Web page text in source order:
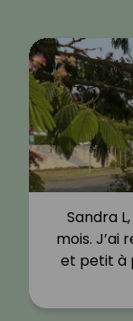
Sandra
mois. J’ai
et petit à